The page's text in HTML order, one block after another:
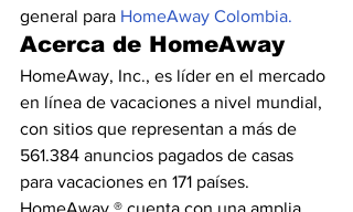
general para HomeAway Colombia.
Acerca de HomeAway
HomeAway, Inc., es líder en el mercado
en línea de vacaciones a nivel mundial,
con sitios que representan a más de
561.384 anuncios pagados de casas
para vacaciones en 171 países.
HomeAway ® cuenta con una amplia